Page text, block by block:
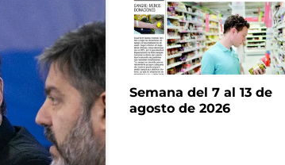
Semana del 7 al 13 de
agosto de 2026